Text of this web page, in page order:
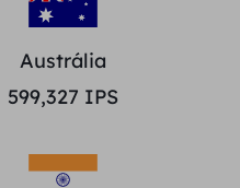
Austrália
599,327 IPS